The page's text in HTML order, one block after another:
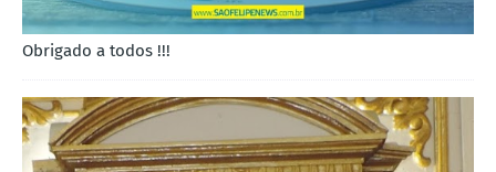
Obrigado a todos !!!